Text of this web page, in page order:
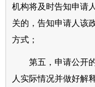
机构将及时告知申请
关的，告知申请人该
方式；
第五，申请公开
人实际情况并做好解